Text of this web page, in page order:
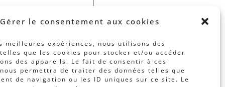
Gérer le consentement aux cookies
meilleures expériences, nous utilisons des
que les cookies pour stocker et/ou accéder
des appareils. Le fait de consentir à ces
permettra de traiter des données telles que
de navigation ou les ID uniques sur ce site. Le